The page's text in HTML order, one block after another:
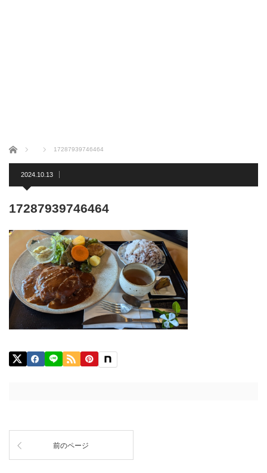
ホーム 17287939746464
2024.10.13
17287939746464
前のページ